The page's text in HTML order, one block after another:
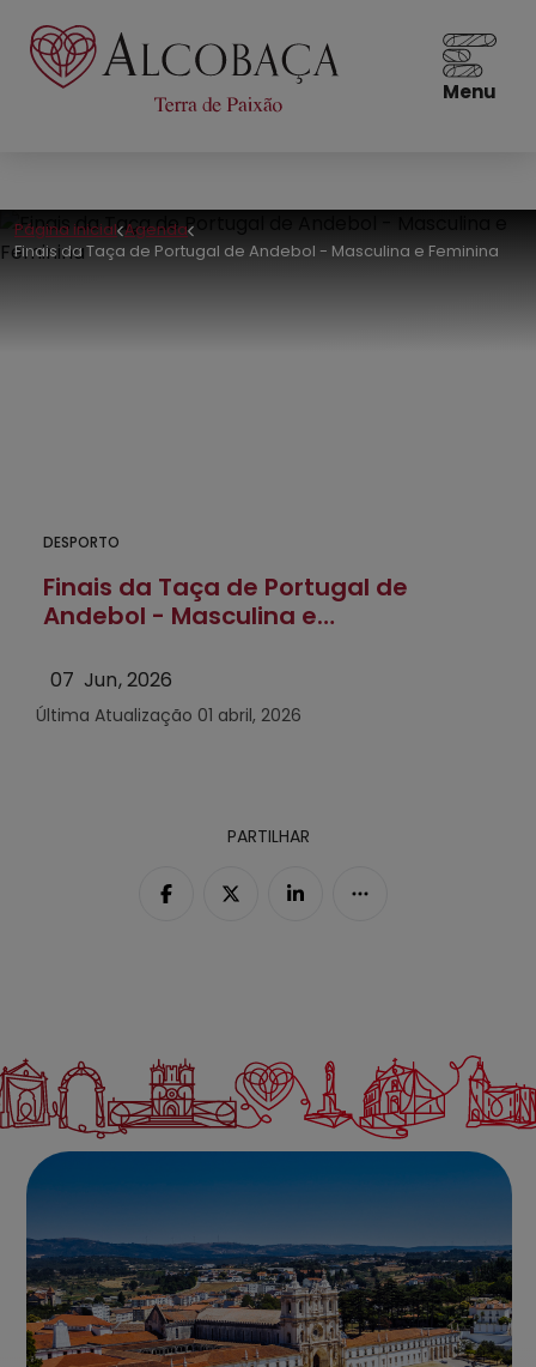
Menu
Página inicial Agenda
Finais da Taça de Portugal de Andebol - Masculina e Feminina
DESPORTO
Finais da Taça de Portugal de
Andebol - Masculina e
07 Jun 2026
Última Atualização 01 abril, 2026
PARTILHAR